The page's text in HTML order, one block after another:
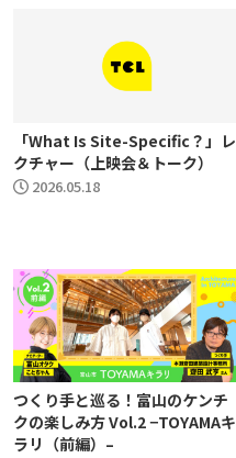
「What Is Site-Specific？」レ
クチャー（上映会＆トーク）
2026.05.18
つくり手と巡る！富山のケンチ
クの楽しみ方 Vol.2 −TOYAMAキ
ラリ（前編）–